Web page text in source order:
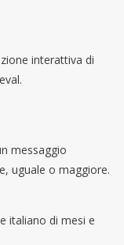
interattiva di
messaggio
uguale o maggiore.
italiano di mesi e